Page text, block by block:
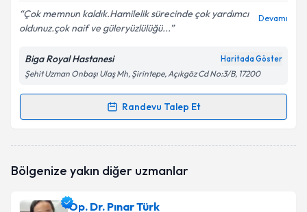
Çok memnun kaldık.Hamilelik sürecinde çok yardımcı
oldunuz.çok naif ve güleryüzlülüğü...
Devamı
Biga Royal Hastanesi Haritada Göster
Şehit Uzman Onbaşı Ulaş Mh, Şirintepe, Açıkgöz Cd No:3/B, 17200
Randevu Talep Et
Randevu Takvimi Talebi
takvimi talebi oluşturun. Size bu uzmandan randevu
bilgilendireceğiz.
Bölgenize yakın diğer uzmanlar
Op. Dr. Pınar Türk